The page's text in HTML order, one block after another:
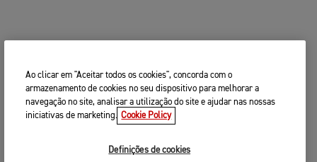
Ao clicar em "Aceitar todos os cookies", concorda com o
armazenamento de cookies no seu dispositivo para melhorar a
navegação no site, analisar a utilização do site e ajudar nas nossas
iniciativas de marketing. Cookie Policy
Definições de cookies